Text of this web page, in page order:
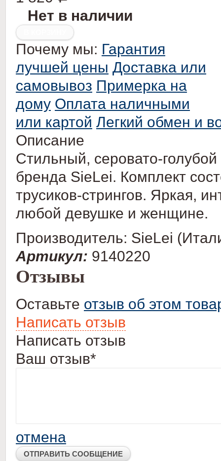
Нет в наличии
Почему мы: Гарантия
лучшей цены Доставка или
самовывоз Примерка на
дому Оплата наличными
или картой Легкий обмен и
Описание
Стильный, серовато-
бренда SieLei. Комплект
трусиков-стрингов. Яркая,
любой девушке и женщине.
Производитель: SieLei
Артикул: 9140220
Отзывы
Оставьте отзыв об этом
Написать отзыв
Написать отзыв
Ваш отзыв*
отмена